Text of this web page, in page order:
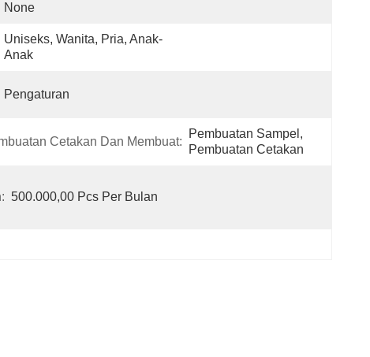
None
Uniseks, Wanita, Pria, Anak-
Anak
Pengaturan
Cetakan Dan Membuat:
Pembuatan Sampel,
Pembuatan Cetakan
500.000,00 Pcs Per Bulan